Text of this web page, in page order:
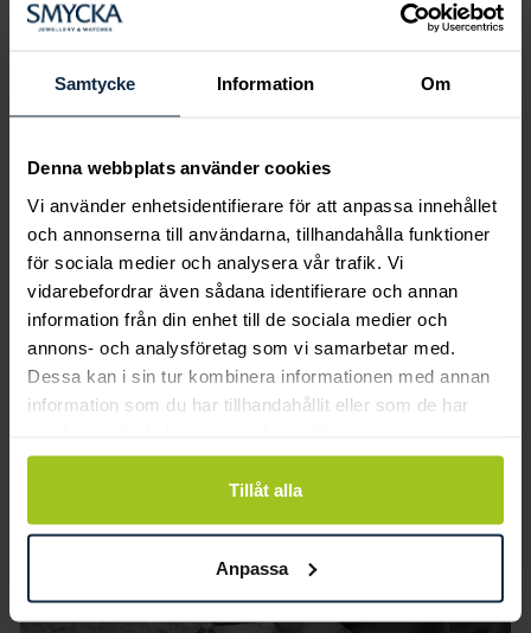
Samtycke Information Om
Denna webbplats använder cookies
Vi använder enhetsidentifierare för att anpassa innehållet
och annonserna till användarna, tillhandahålla funktioner
för sociala medier och analysera vår trafik. Vi
vidarebefordrar även sådana identifierare och annan
information från din enhet till de sociala medier och
annons- och analysföretag som vi samarbetar med.
Dessa kan i sin tur kombinera informationen med annan
information som du har tillhandahållit eller som de har
Tillåt alla
Anpassa
drömring för varje tillfälle i livet. Bokar du
perfekt för just din stil och smak.